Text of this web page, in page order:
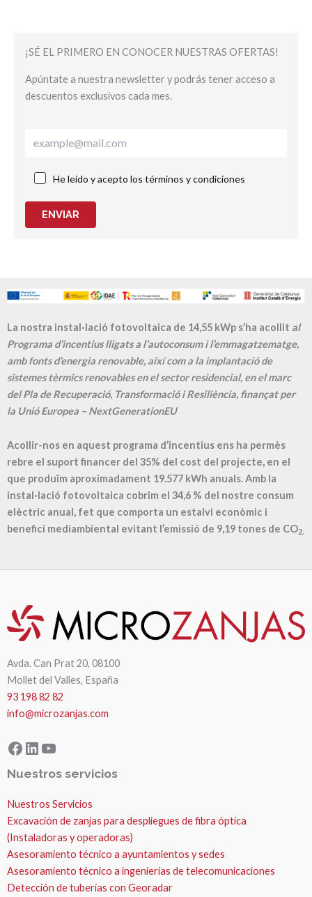
¡SÉ EL PRIMERO EN CONOCER NUESTRAS OFERTAS!
Apúntate a nuestra newsletter y podrás tener acceso a
descuentos exclusivos cada mes.
He leído y acepto los términos y condiciones
ENVIAR
La nostra instal·lació fotovoltaica de 14,55 kWp s’ha acollit al
Programa d’incentius lligats a l’autoconsum i l’emmagatzematge,
amb fonts d’energia renovable, així com a la implantació de
sistemes tèrmics renovables en el sector residencial, en el marc
del Pla de Recuperació, Transformació i Resiliència, finançat per
la Unió Europea – NextGenerationEU
Acollir-nos en aquest programa d’incentius ens ha permès
rebre el suport financer del 35% del cost del projecte, en el
que produïm aproximadament 19.577 kWh anuals. Amb la
instal·lació fotovoltaica cobrim el 34,6 % del nostre consum
elèctric anual, fet que comporta un estalvi econòmic i
benefici mediambiental evitant l’emissió de 9,19 tones de CO2.
Avda. Can Prat 20, 08100
Mollet del Valles, España
93 198 82 82
info@microzanjas.com
Facebook
LinkedIn
YouTube
Nuestros servicios
Nuestros Servicios
Excavación de zanjas para despliegues de fibra óptica
(Instaladoras y operadoras)
Asesoramiento técnico a ayuntamientos y sedes
Asesoramiento técnico a ingenierías de telecomunicaciones
Detección de tuberías con Georadar